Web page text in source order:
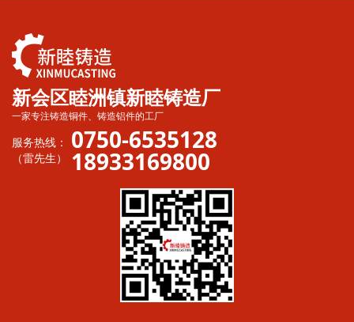
新会区睦洲镇新睦铸造厂
一家专注铸造铜件、铸造铝件的工厂
服务热线：
（雷先生）
0750-6535128
18933169800